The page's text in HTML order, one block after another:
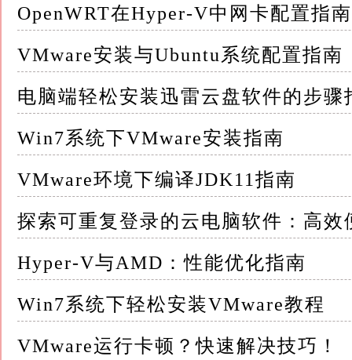
通常，建议保持默认设置，以确保软件能够正
3.配置选项：根据个人喜好，你可以选择是
这些选项不会影响VMware的基本功能
4.完成安装：点击“下一步”或“安装”按钮，
安装完成后，你可以在桌面上找到VMware
三、安装Unlocker插件 1.下载Unlocker插件
Pro版本相匹配的Unlocker插件
通常，Unlocker插件会以压缩包的形式提供
OpenWRT在Hyper-V中网卡配置指南
VMware安装与Ubuntu系统配置指南
电脑端轻松安装迅雷云盘软件的步骤
Win7系统下VMware安装指南
VMware环境下编译JDK11指南
探索可重复登录的云电脑软件：高
Hyper-V与AMD：性能优化指南
Win7系统下轻松安装VMware教程
VMware运行卡顿？快速解决技巧！